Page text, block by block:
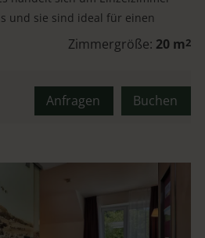
und sie sind ideal für einen
Zimmergröße: 20 m2
Buchen
Anfragen